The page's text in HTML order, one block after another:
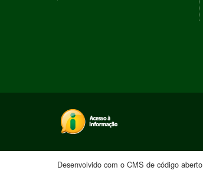
Desenvolvido com o CMS de código aberto